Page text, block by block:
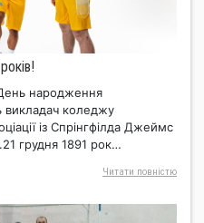
День народження
коледжу
із Спрінгфілда Джеймс
грудня 1891 рок…
Читати повнiстю